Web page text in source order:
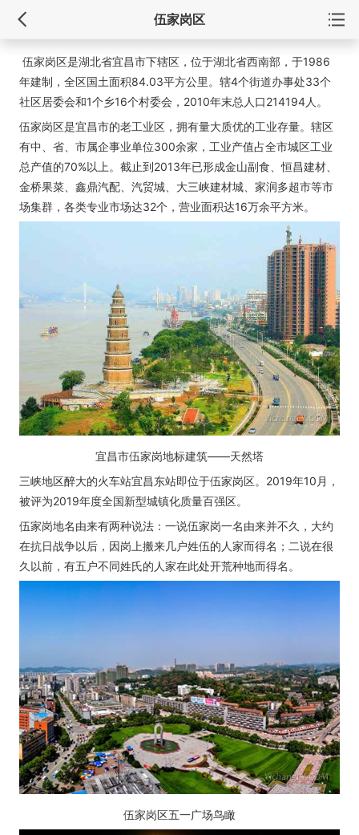
伍家岗区
伍家岗区是湖北省宜昌市下辖区，位于湖北省西南部，于1986
年建制，全区国土面积84.03平方公里。辖4个街道办事处33个
社区居委会和1个乡16个村委会，2010年末总人口214194人。
伍家岗区是宜昌市的老工业区，拥有量大质优的工业存量。辖区
有中、省、市属企事业单位300余家，工业产值占全市城区工业
总产值的70%以上。截止到2013年已形成金山副食、恒昌建材、
金桥果菜、鑫鼎汽配、汽贸城、大三峡建材城、家润多超市等市
场集群，各类专业市场达32个，营业面积达16万余平方米。
宜昌市伍家岗地标建筑——天然塔
三峡地区醉大的火车站宜昌东站即位于伍家岗区。2019年10月，
被评为2019年度全国新型城镇化质量百强区。
伍家岗地名由来有两种说法：一说伍家岗一名由来并不久，大约
在抗日战争以后，因岗上搬来几户姓伍的人家而得名；二说在很
久以前，有五户不同姓氏的人家在此处开荒种地而得名。
伍家岗区五一广场鸟瞰